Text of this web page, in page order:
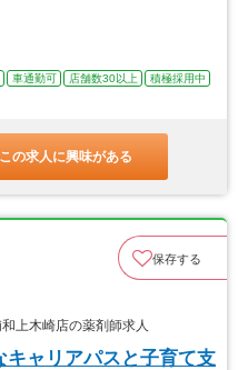
車通勤可 店舗数30以上
積極採用中
この求人に興味がある
保存する
上木崎店の薬剤師求人
キャリアパスと子育て支